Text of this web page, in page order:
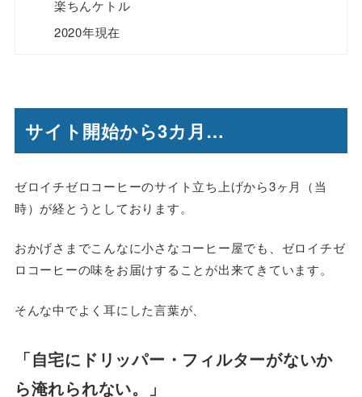
楽ちんケトル
2020年現在
サイト開始から3カ月…
ゼロイチゼロコーヒーのサイト立ち上げから3ヶ月（当
時）が経とうとしております。
おかげさまでこんなに小さなコーヒー屋でも、ゼロイチゼ
ロコーヒーの味をお届けすることが出来てきています。
そんな中でよく耳にした言葉が、
「自宅にドリッパー・フィルターがないか
ら淹れられない。」